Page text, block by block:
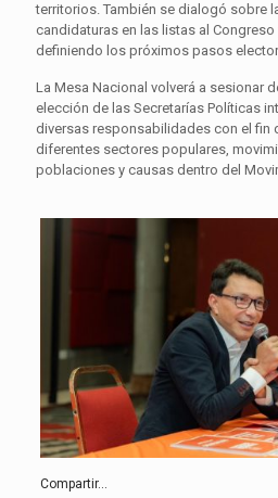
territorios. También se dialogó sobre
candidaturas en las listas al
definiendo los próximos pasos
La Mesa Nacional volverá a sesionar
elección de las Secretarías Políticas
diversas responsabilidades con el fin
diferentes sectores populares,
poblaciones y causas dentro del
Compartir...